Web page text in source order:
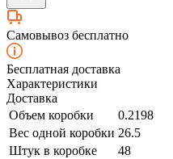
Самовывоз бесплатно
Бесплатная доставка
Характеристики
Доставка
Объем коробки
0.2198
Вес одной коробки 26.5
Штук в коробке
48